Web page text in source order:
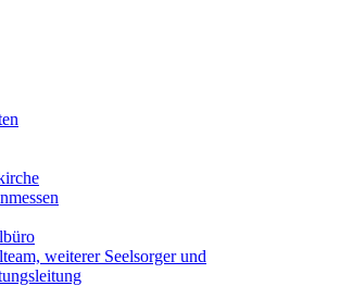
weiterer Seelsorger und